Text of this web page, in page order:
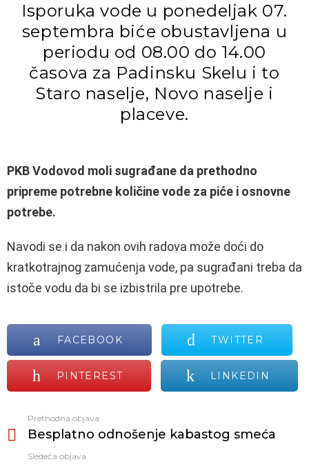
Isporuka vode u ponedeljak 07.
septembra biće obustavljena u
periodu od 08.00 do 14.00
časova za Padinsku Skelu i to
Staro naselje, Novo naselje i
placeve.
PKB Vodovod moli sugrađane da prethodno
pripreme potrebne količine vode za piće i osnovne
potrebe.
Navodi se i da nakon ovih radova može doći do
kratkotrajnog zamućenja vode, pa sugrađani treba da
istoče vodu da bi se izbistrila pre upotrebe.
FACEBOOK TWITTER
PINTEREST LINKEDIN
još
Prethodna objava
Besplatno odnošenje kabastog smeća
Sledeća objava